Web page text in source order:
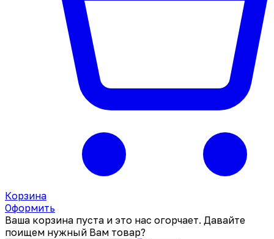
Корзина
Оформить
Ваша корзина пуста и это нас огорчает. Давайте
поищем нужный Вам товар?